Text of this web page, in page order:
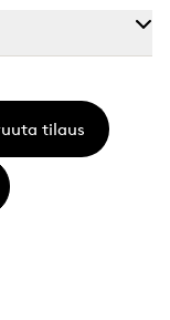
tilaus